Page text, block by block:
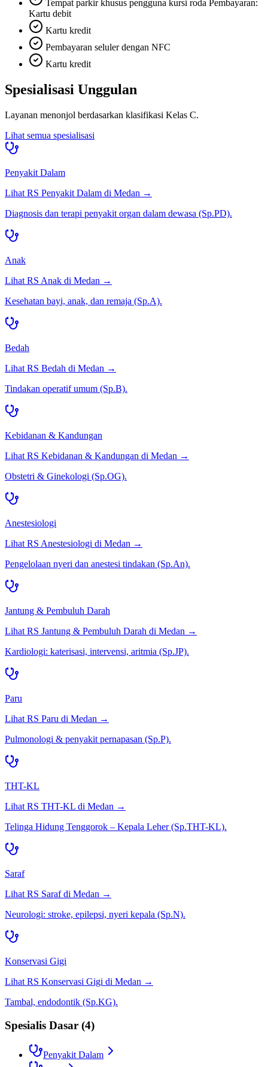
Tempat parkir khusus pengguna kursi roda Pembayaran:
Kartu debit
Kartu kredit
Pembayaran seluler dengan NFC
Kartu kredit
Spesialisasi Unggulan
Layanan menonjol berdasarkan klasifikasi Kelas C.
Lihat semua spesialisasi
Penyakit Dalam
Lihat RS Penyakit Dalam di Medan →
Diagnosis dan terapi penyakit organ dalam dewasa (Sp.PD).
Anak
Lihat RS Anak di Medan →
Kesehatan bayi, anak, dan remaja (Sp.A).
Bedah
Lihat RS Bedah di Medan →
Tindakan operatif umum (Sp.B).
Kebidanan & Kandungan
Lihat RS Kebidanan & Kandungan di Medan →
Obstetri & Ginekologi (Sp.OG).
Anestesiologi
Lihat RS Anestesiologi di Medan →
Pengelolaan nyeri dan anestesi tindakan (Sp.An).
Jantung & Pembuluh Darah
Lihat RS Jantung & Pembuluh Darah di Medan →
Kardiologi: katerisasi, intervensi, aritmia (Sp.JP).
Paru
Lihat RS Paru di Medan →
Pulmonologi & penyakit pernapasan (Sp.P).
THT-KL
Lihat RS THT-KL di Medan →
Telinga Hidung Tenggorok – Kepala Leher (Sp.THT-KL).
Saraf
Lihat RS Sarafdi Medan →
Neurologi: stroke, epilepsi, nyeri kepala (Sp.N).
Konservasi Gigi
Lihat RS Konservasi Gigi di Medan →
Tambal, endodontik (Sp.KG).
Spesialis Dasar (4)
Penyakit Dalam